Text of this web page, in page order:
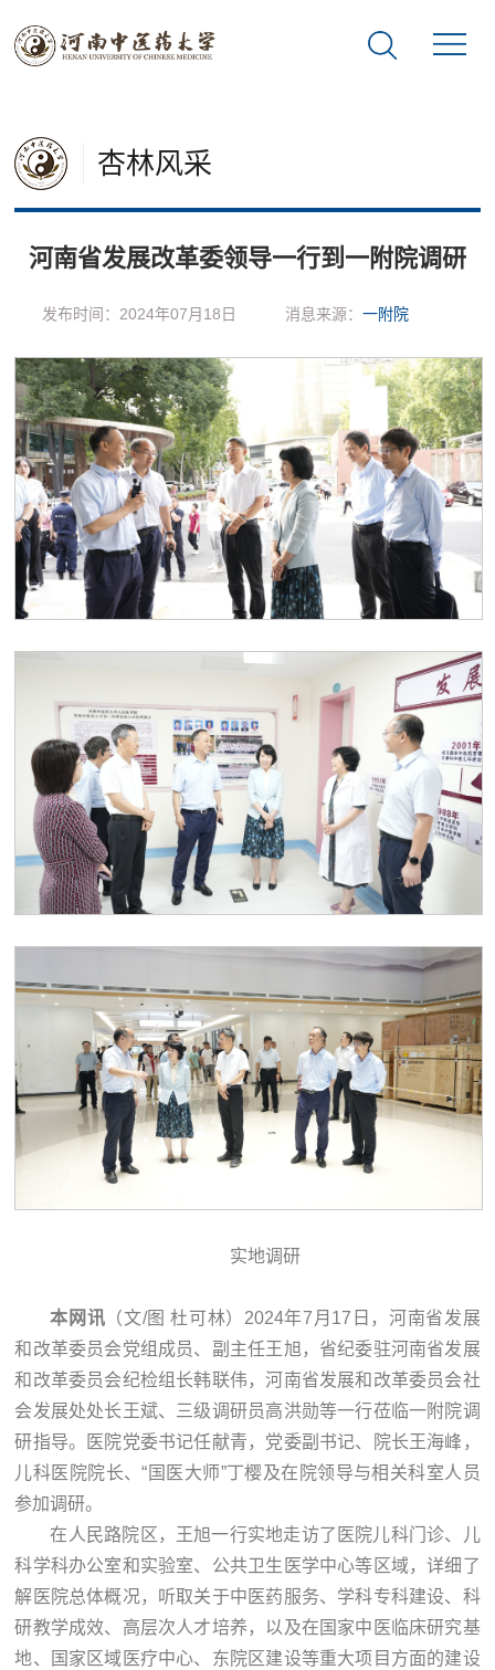
杏林风采
河南省发展改革委领导一行到一附院调研
发布时间：2024年07月18日 消息来源： 一附院
实地调研
本网讯 （文/图 杜可林）2024年7月17日，河南省发展
和改革委员会党组成员、副主任王旭，省纪委驻河南省发展
和改革委员会纪检组长韩联伟，河南省发展和改革委员会社
会发展处处长王斌、三级调研员高洪勋等一行莅临一附院调
研指导。医院党委书记任献青，党委副书记、院长王海峰，
儿科医院院长、“国医大师”丁樱及在院领导与相关科室人员
参加调研。
在人民路院区，王旭一行实地走访了医院儿科门诊、儿
科学科办公室和实验室、公共卫生医学中心等区域，详细了
解医院总体概况，听取关于中医药服务、学科专科建设、科
研教学成效、高层次人才培养，以及在国家中医临床研究基
地、国家区域医疗中心、东院区建设等重大项目方面的建设